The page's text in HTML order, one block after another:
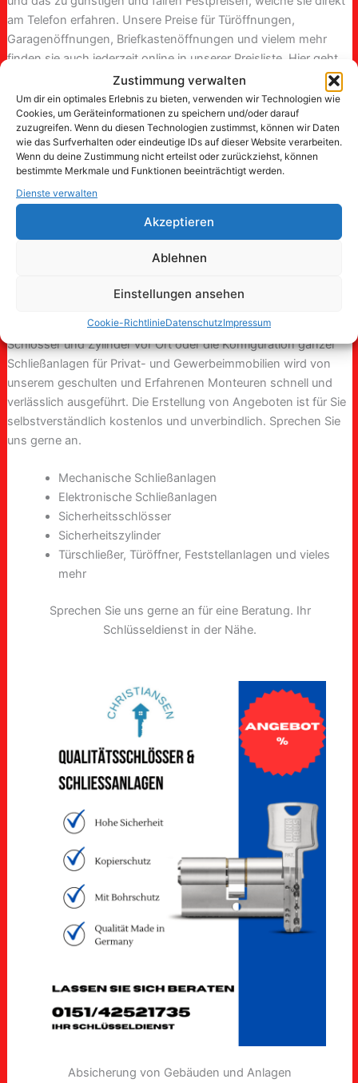
Zustimmung verwalten
Um dir ein optimales Erlebnis zu bieten, verwenden wir Technologien wie
Cookies, um Geräteinformationen zu speichern und/oder darauf
zuzugreifen. Wenn du diesen Technologien zustimmst, können wir Daten
wie das Surfverhalten oder eindeutige IDs auf dieser Website verarbeiten.
Wenn du deine Zustimmung nicht erteilst oder zurückziehst, können
bestimmte Merkmale und Funktionen beeinträchtigt werden.
Dienste verwalten
Akzeptieren
Ablehnen
Einstellungen ansehen
Cookie-RichtlinieDatenschutzImpressum
am Telefon erfahren. Unsere Preise für Türöffnungen,
Garagenöffnungen, Briefkastenöffnungen und vielem mehr
finden sie auch jederzeit online in unserer Preisliste. Hier geht
es zu unserer Preisliste. Ihr verlässlicher Schlüsseldienst für
Castrop Rauxel und Umgebung.
Schlüsselnotdienst anrufen
Sie sind auf der Suche nach einem neuen Schloss oder einer
verbauen hochwertige Schließzylinder und Schlösser von
namenhaften deutschen Herstellern in Castrop Rauxel und
Umgebung. So garantieren wir vom Schlüsseldienst in Castrop
Rauxel Qualität und Langlebigkeit. Das Ausmessen der
Schlösser und Zylinder vor Ort oder die Konfiguration ganzer
Schließanlagen für Privat- und Gewerbeimmobilien wird von
unserem geschulten und Erfahrenen Monteuren schnell und
verlässlich ausgeführt. Die Erstellung von Angeboten ist für Sie
selbstverständlich kostenlos und unverbindlich. Sprechen Sie
uns gerne an.
Mechanische Schließanlagen
Elektronische Schließanlagen
Sicherheitsschlösser
Sicherheitszylinder
Türschließer, Türöffner, Feststellanlagen und vieles
mehr
Sprechen Sie uns gerne an für eine Beratung. Ihr
Schlüsseldienst in der Nähe.
Absicherung von Gebäuden und Anlagen